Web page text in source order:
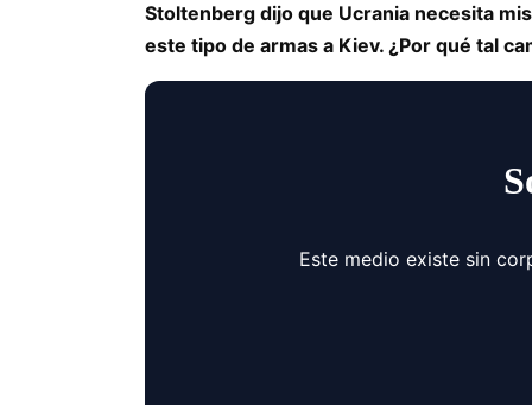
Stoltenberg dijo que Ucrania necesita
este tipo de armas a Kiev. ¿Por qué tal
Este medio existe sin